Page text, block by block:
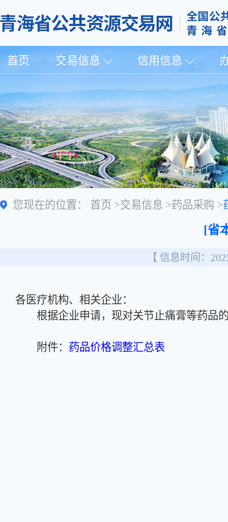
首页 交易信息 信用信息
您现在的位置： 首页 >交易信息 >药品采购 >
[省
【 信息时间：
各医疗机构、相关企业：
根据企业申请，现对关节止痛膏等药品的
附件： 药品价格调整汇总表